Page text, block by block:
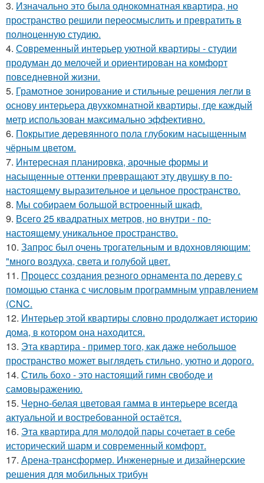
3. Изначально это была однокомнатная квартира, но
пространство решили переосмыслить и превратить в
полноценную студию.
4. Современный интерьер уютной квартиры - студии
продуман до мелочей и ориентирован на комфорт
повседневной жизни.
5. Грамотное зонирование и стильные решения легли в
основу интерьера двухкомнатной квартиры, где каждый
метр использован максимально эффективно.
6. Покрытие деревянного пола глубоким насыщенным
чёрным цветом.
7. Интересная планировка, арочные формы и
насыщенные оттенки превращают эту двушку в по-
настоящему выразительное и цельное пространство.
8. Мы собираем большой встроенный шкаф.
9. Всего 25 квадратных метров, но внутри - по-
настоящему уникальное пространство.
10. Запрос был очень трогательным и вдохновляющим:
"много воздуха, света и голубой цвет.
11. Процесс создания резного орнамента по дереву с
помощью станка с числовым программным управлением
(CNC.
12. Интерьер этой квартиры словно продолжает историю
дома, в котором она находится.
13. Эта квартира - пример того, как даже небольшое
пространство может выглядеть стильно, уютно и дорого.
14. Стиль бохо - это настоящий гимн свободе и
самовыражению.
15. Черно-белая цветовая гамма в интерьере всегда
актуальной и востребованной остаётся.
16. Эта квартира для молодой пары сочетает в себе
исторический шарм и современный комфорт.
17. Арена-трансформер. Инженерные и дизайнерские
решения для мобильных трибун